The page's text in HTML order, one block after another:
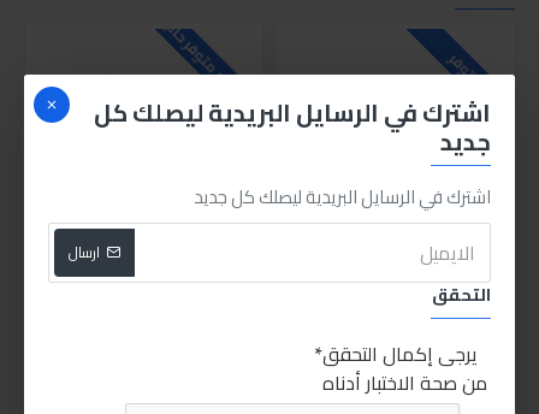
اشترك في الرسايل البريدية ليصلك كل
جديد
اشترك في الرسايل البريدية ليصلك كل جديد
ارسال
التحقق
يرجى إكمال التحقق
من صحة الاختبار أدناه
متوفر
توتال طقم مفكات متعدد 13 قطعة يد متحركة
170.00LE
اضافة للسلة
للاسف غير متوفر حاليا
فيشة احمال دكر لوك